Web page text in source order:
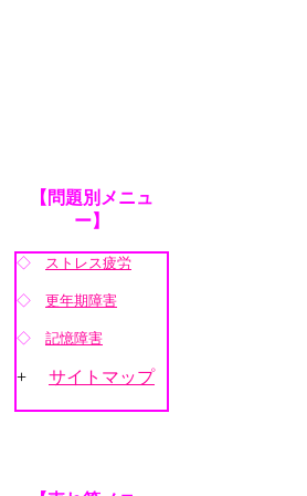
【問題別メニュ
ー】
◇ ストレス疲労
◇ 更年期障害
◇ 記憶障害
+ サイトマップ